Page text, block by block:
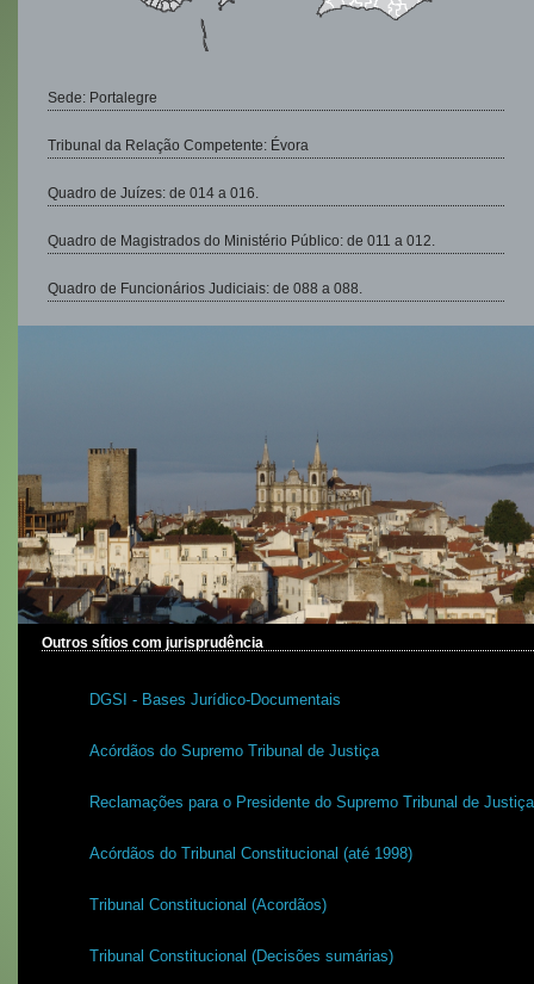
Sede: Portalegre
Tribunal da Relação Competente: Évora
Quadro de Juízes: de 014 a 016.
Quadro de Magistrados do Ministério Público: de 011 a 012.
Quadro de Funcionários Judiciais: de 088 a 088.
Outros sítios com jurisprudência
DGSI - Bases Jurídico-Documentais
Acórdãos do Supremo Tribunal de Justiça
Reclamações para o Presidente do Supremo Tribunal de Justiça
Acórdãos do Tribunal Constitucional (até 1998)
Tribunal Constitucional (Acordãos)
Tribunal Constitucional (Decisões sumárias)